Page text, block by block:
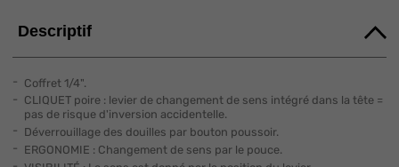
Descriptif
Coffret 1/4".
CLIQUET poire : levier de changement de sens intégré dans la tête =
pas de risque d'inversion accidentelle.
Déverrouillage des douilles par bouton poussoir.
ERGONOMIE : Changement de sens par le pouce.